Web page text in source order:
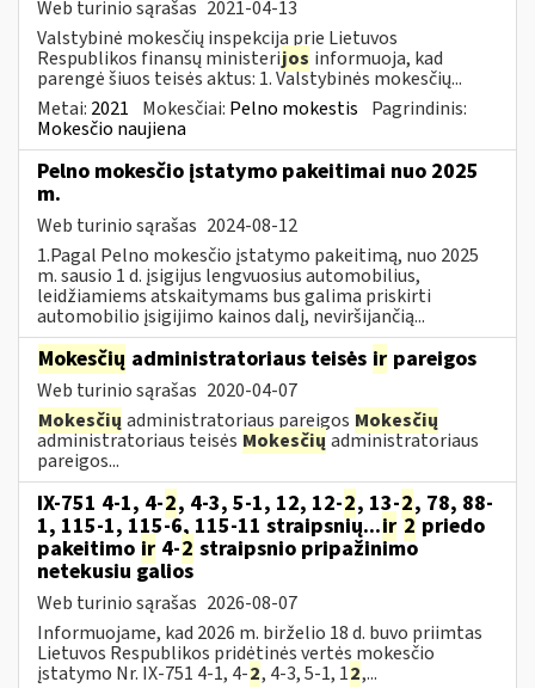
Web turinio sąrašas 2021-04-13
Valstybinė mokesčių inspekcija prie Lietuvos
Respublikos finansų ministerijos informuoja, kad
parengė šiuos teisės aktus: 1. Valstybinės mokesčių...
Metai: 2021 Mokesčiai: Pelno mokestis Pagrindinis:
Mokesčio naujiena
Pelno mokesčio įstatymo pakeitimai nuo 2025
m.
Web turinio sąrašas 2024-08-12
1.Pagal Pelno mokesčio įstatymo pakeitimą, nuo 2025
m. sausio 1 d. įsigijus lengvuosius automobilius,
leidžiamiems atskaitymams bus galima priskirti
automobilio įsigijimo kainos dalį, neviršijančią...
Mokesčių administratoriaus teisės ir pareigos
Web turinio sąrašas 2020-04-07
Mokesčių administratoriaus pareigos Mokesčių
administratoriaus teisės Mokesčių administratoriaus
pareigos...
IX-751 4-1, 4-2, 4-3, 5-1, 12, 12-2, 13-2, 78, 88-
1, 115-1, 115-6, 115-11 straipsnių...ir 2 priedo
pakeitimo ir 4-2 straipsnio pripažinimo
netekusiu galios
Web turinio sąrašas 2026-08-07
Informuojame, kad 2026 m. birželio 18 d. buvo priimtas
Lietuvos Respublikos pridėtinės vertės mokesčio
įstatymo Nr. IX-751 4-1, 4-2, 4-3, 5-1, 12,...